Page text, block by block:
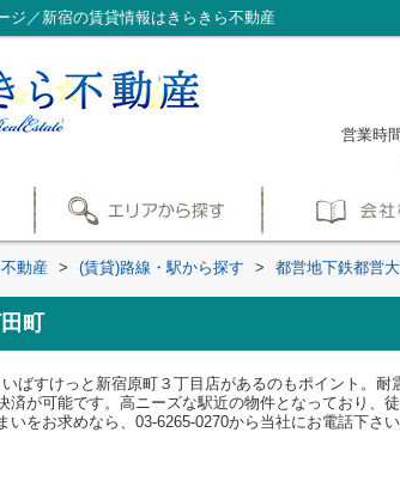
ジ／新宿の賃貸情報はきらきら不動産
営業時
動産 > (賃貸)路線・駅から探す > 都営地下鉄都営
町
ばすけっと新宿原町３丁目店があるのもポイント。
済が可能です。高ニーズな駅近の物件となっており
いをお求めなら、03-6265-0270から当社にお電話下さ